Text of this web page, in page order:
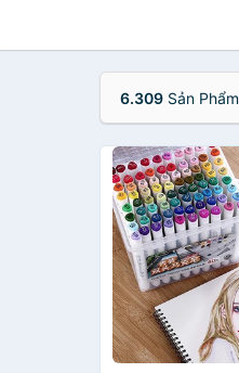
6.309 Sản Phẩm